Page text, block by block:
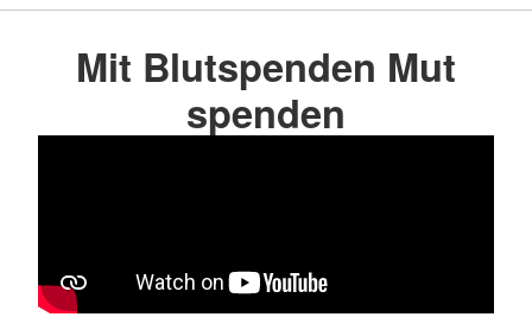
Mit Blutspenden Mut
spenden